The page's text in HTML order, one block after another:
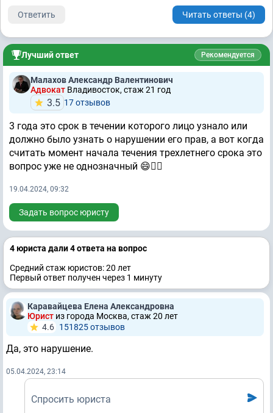
Ответить Читать ответы (4)
Лучший ответ Рекомендуется
Малахов Александр Валентинович
Адвокат Владивосток, стаж 21 год
3.5 17 отзывов
3 года это срок в течении которого лицо узнало или
должно было узнать о нарушении его прав, а вот когда
считать момент начала течения трехлетнего срока это
вопрос уже не однозначный 😄🤷‍♂️
19.04.2024, 09:32
Задать вопрос юристу
4 юристa дали 4 ответa на вопрос
Средний стаж юристов: 20 лет
Первый ответ получен через 1 минуту
Каравайцева Елена Александровна
Юрист из города Москва, стаж 20 лет
4.6 151825 отзывов
Да, это нарушение.
05.04.2024, 23:14
Спросить юриста